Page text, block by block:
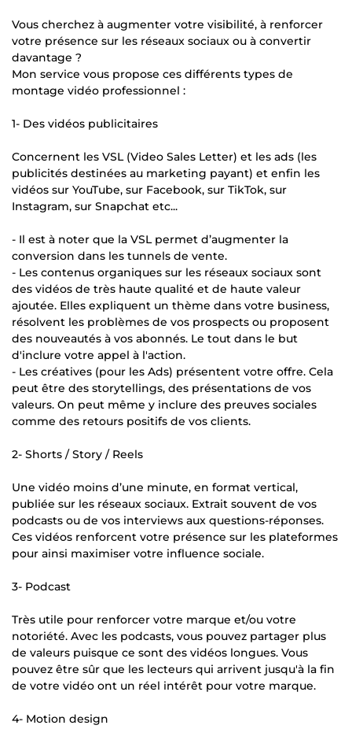
Vous cherchez à augmenter votre visibilité, à renforcer
votre présence sur les réseaux sociaux ou à convertir
davantage ?
Mon service vous propose ces différents types de
montage vidéo professionnel :
1- Des vidéos publicitaires
Concernent les VSL (Video Sales Letter) et les ads (les
publicités destinées au marketing payant) et enfin les
vidéos sur YouTube, sur Facebook, sur TikTok, sur
Instagram, sur Snapchat etc...
- Il est à noter que la VSL permet d’augmenter la
conversion dans les tunnels de vente.
- Les contenus organiques sur les réseaux sociaux sont
des vidéos de très haute qualité et de haute valeur
ajoutée. Elles expliquent un thème dans votre business,
résolvent les problèmes de vos prospects ou proposent
des nouveautés à vos abonnés. Le tout dans le but
d'inclure votre appel à l'action.
- Les créatives (pour les Ads) présentent votre offre. Cela
peut être des storytellings, des présentations de vos
valeurs. On peut même y inclure des preuves sociales
comme des retours positifs de vos clients.
2- Shorts / Story / Reels
Une vidéo moins d’une minute, en format vertical,
publiée sur les réseaux sociaux. Extrait souvent de vos
podcasts ou de vos interviews aux questions-réponses.
Ces vidéos renforcent votre présence sur les plateformes
pour ainsi maximiser votre influence sociale.
3- Podcast
Très utile pour renforcer votre marque et/ou votre
notoriété. Avec les podcasts, vous pouvez partager plus
de valeurs puisque ce sont des vidéos longues. Vous
pouvez être sûr que les lecteurs qui arrivent jusqu'à la fin
de votre vidéo ont un réel intérêt pour votre marque.
4- Motion design